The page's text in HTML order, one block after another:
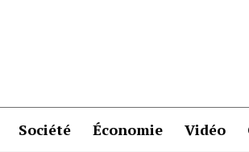
Société Économie Vidéo